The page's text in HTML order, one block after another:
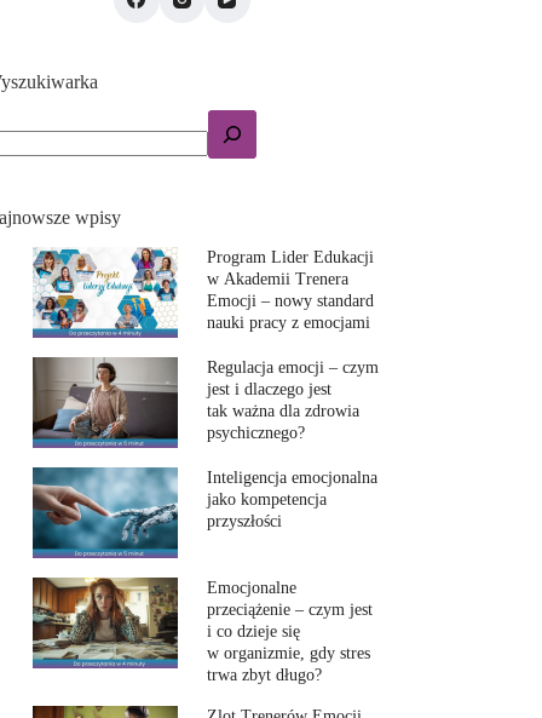
wpisy
Program Lider Edukacji
w Akademii Trenera
Emocji – nowy standard
nauki pracy z emocjami
Regulacja emocji – czym
jest i dlaczego jest
tak ważna dla zdrowia
psychicznego?
Inteligencja emocjonalna
jako kompetencja
przyszłości
Emocjonalne
przeciążenie – czym jest
i co dzieje się
w organizmie, gdy stres
trwa zbyt długo?